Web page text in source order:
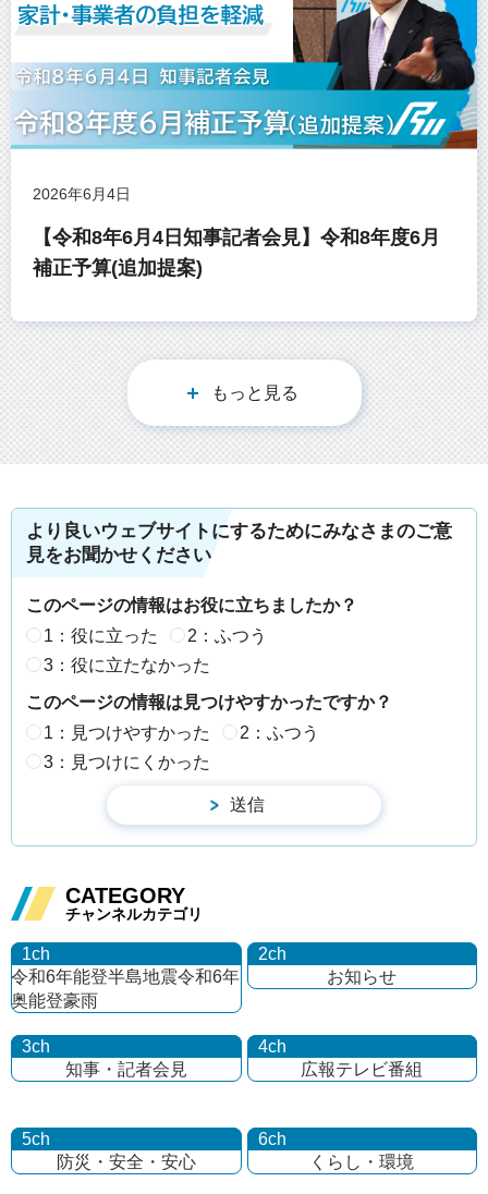
2026年6月4日
【令和8年6月4日知事記者会見】令和8年度6月
補正予算(追加提案)
もっと見る
より良いウェブサイトにするためにみなさまのご意
見をお聞かせください
このページの情報はお役に立ちましたか？
1：役に立った
2：ふつう
3：役に立たなかった
このページの情報は見つけやすかったですか？
1：見つけやすかった
2：ふつう
3：見つけにくかった
CATEGORY
チャンネルカテゴリ
1ch
令和6年能登半島地震令和6年
奥能登豪雨
2ch
お知らせ
3ch
知事・記者会見
4ch
広報テレビ番組
5ch
防災・安全・安心
6ch
くらし・環境